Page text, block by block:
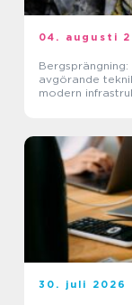
04. augusti
Bergsprängning:
avgörande
modern
30. juli 2026